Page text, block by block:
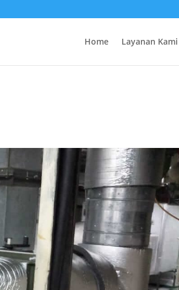
Home Layanan Kami